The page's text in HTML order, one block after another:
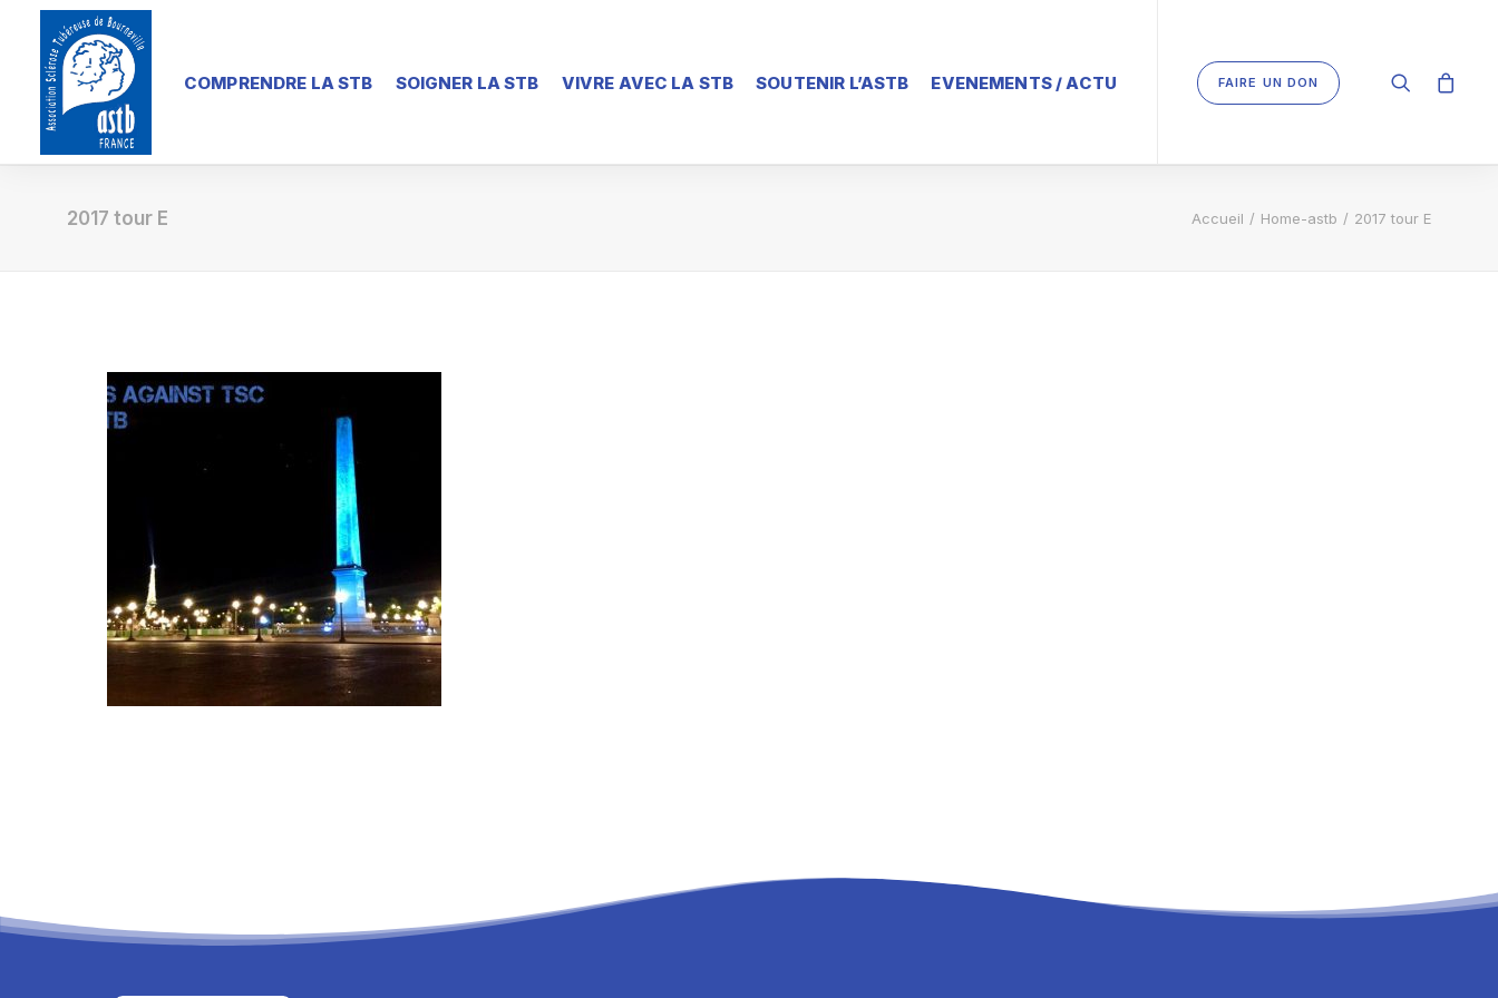
COMPRENDRE LA STB SOIGNER LA STB VIVRE AVEC LA STB SOUTENIR L’ASTB EVENEMENTS / ACTU FAIRE UN DON
2017 tour E Accueil Home-astb 2017 tour E